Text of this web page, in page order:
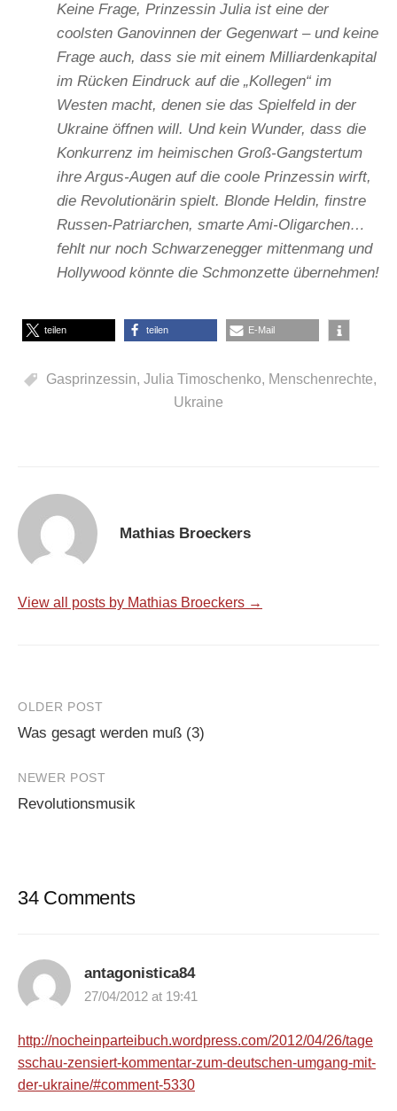
Keine Frage, Prinzessin Julia ist eine der
coolsten Ganovinnen der Gegenwart – und keine
Frage auch, dass sie mit einem Milliardenkapital
im Rücken Eindruck auf die „Kollegen“ im
Westen macht, denen sie das Spielfeld in der
Ukraine öffnen will. Und kein Wunder, dass die
Konkurrenz im heimischen Groß-Gangstertum
ihre Argus-Augen auf die coole Prinzessin wirft,
die Revolutionärin spielt. Blonde Heldin, finstre
Russen-Patriarchen, smarte Ami-Oligarchen…
fehlt nur noch Schwarzenegger mittenmang und
Hollywood könnte die Schmonzette übernehmen!
teilen teilen E-Mail
Gasprinzessin, Julia Timoschenko, Menschenrechte,
Ukraine
Mathias Broeckers
View all posts by Mathias Broeckers →
Post
navigation
OLDER POST
Was gesagt werden muß (3)
NEWER POST
Revolutionsmusik
34 Comments
antagonistica84
27/04/2012 at 19:41
http://nocheinparteibuch.wordpress.com/2012/04/26/tage
sschau-zensiert-kommentar-zum-deutschen-umgang-mit-
der-ukraine/#comment-5330